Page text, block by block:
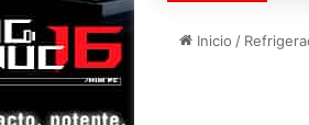
Inicio /